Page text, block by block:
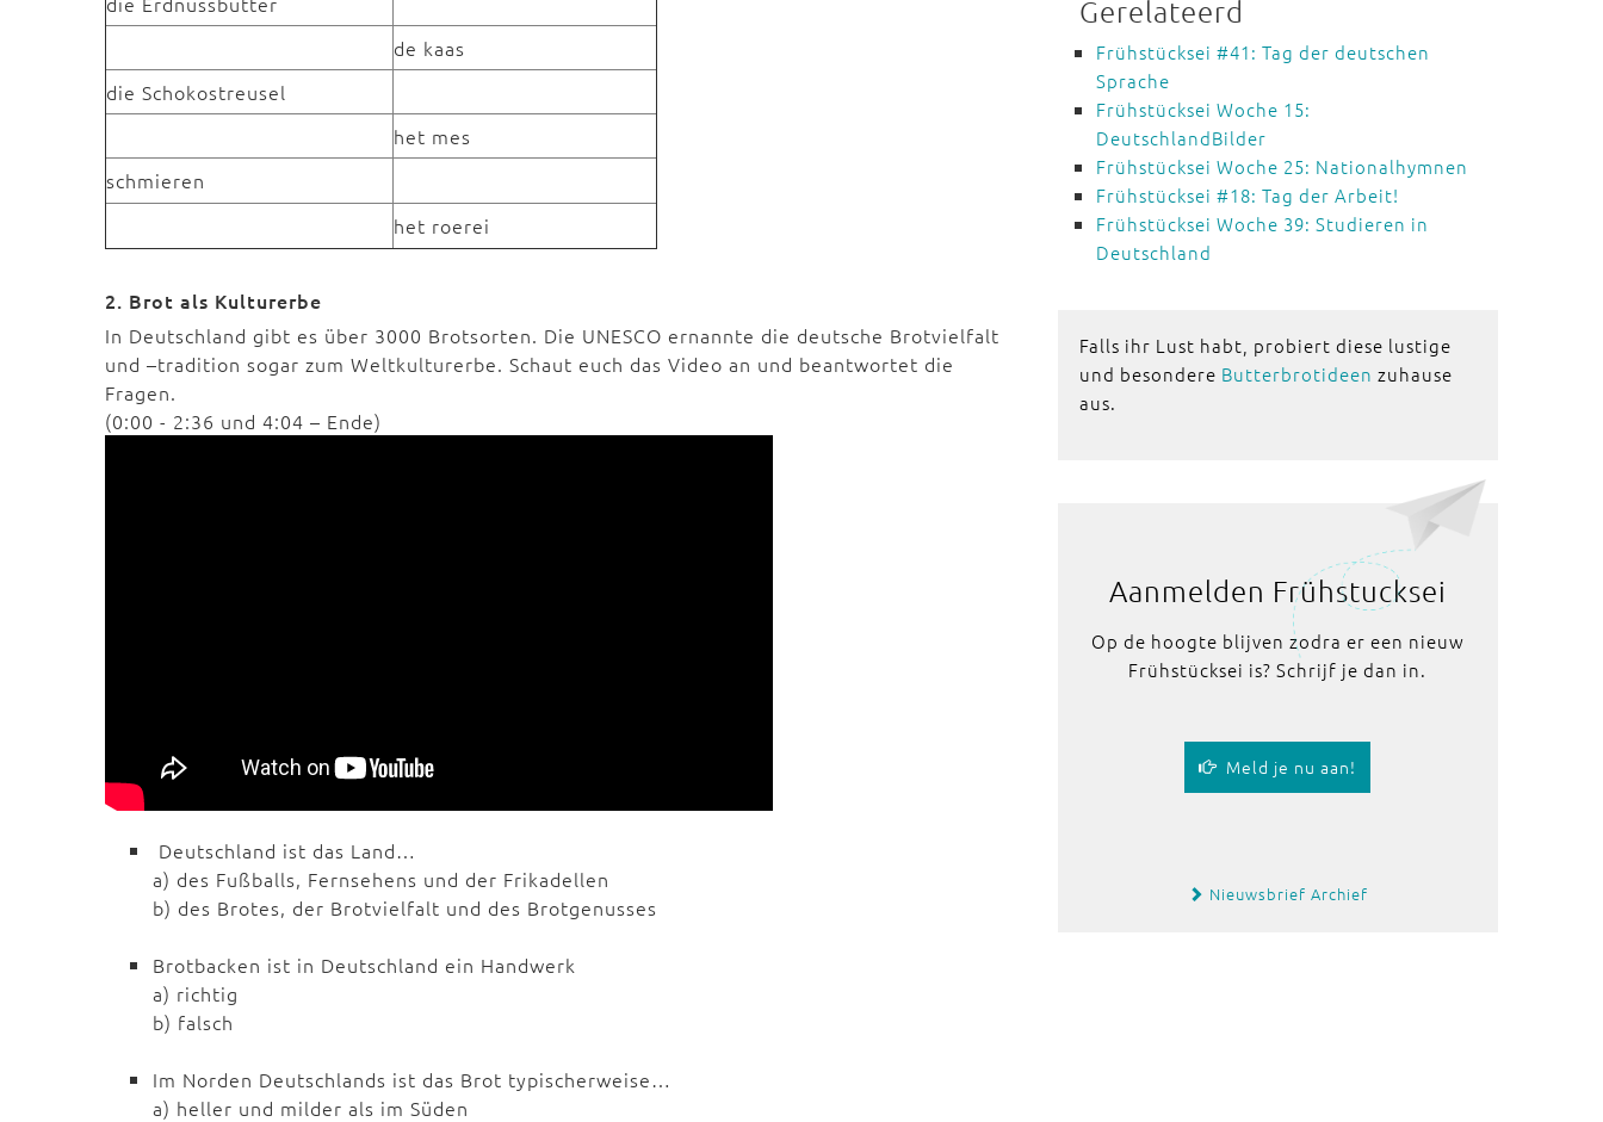
de kaas
die Schokostreusel
het mes
schmieren
het roerei
2. Brot als Kulturerbe
In Deutschland gibt es über 3000 Brotsorten. Die UNESCO ernannte die deutsche Brotvielfalt
und –tradition sogar zum Weltkulturerbe. Schaut euch das Video an und beantwortet die
Fragen.
(0:00 - 2:36 und 4:04 – Ende)
Deutschland ist das Land…
a) des Fußballs, Fernsehens und der Frikadellen
b) des Brotes, der Brotvielfalt und des Brotgenusses
Brotbacken ist in Deutschland ein Handwerk
a) richtig
b) falsch
Im Norden Deutschlands ist das Brot typischerweise…
a) heller und milder als im Süden
Gerelateerd
Frühstücksei #41: Tag der deutschen
Sprache
Frühstücksei Woche 15:
DeutschlandBilder
Frühstücksei Woche 25: Nationalhymnen
Frühstücksei #18: Tag der Arbeit!
Frühstücksei Woche 39: Studieren in
Deutschland
Falls ihr Lust habt, probiert diese lustige
und besondere Butterbrotideen zuhause
aus.
Aanmelden Frühstucksei
Op de hoogte blijven zodra er een nieuw
Frühstücksei is? Schrijf je dan in.
Meld je nu aan!
Nieuwsbrief Archief